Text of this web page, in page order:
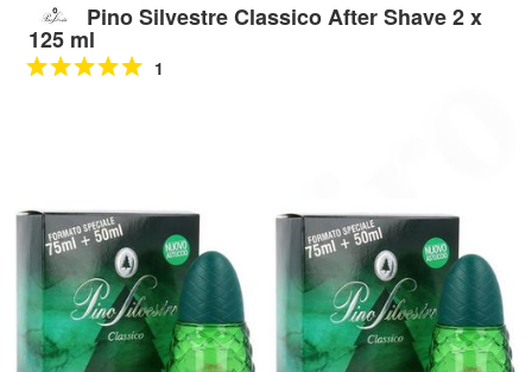
Pino Silvestre Classico After Shave 2 x
125 ml
1